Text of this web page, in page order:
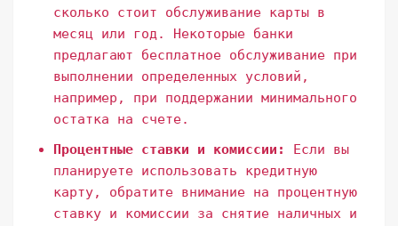
сколько стоит обслуживание карты в
месяц или год. Некоторые банки
предлагают бесплатное обслуживание при
выполнении определенных условий,
например, при поддержании минимального
остатка на счете.
Процентные ставки и комиссии:
Если вы
планируете использовать кредитную
карту, обратите внимание на процентную
ставку и комиссии за снятие наличных и